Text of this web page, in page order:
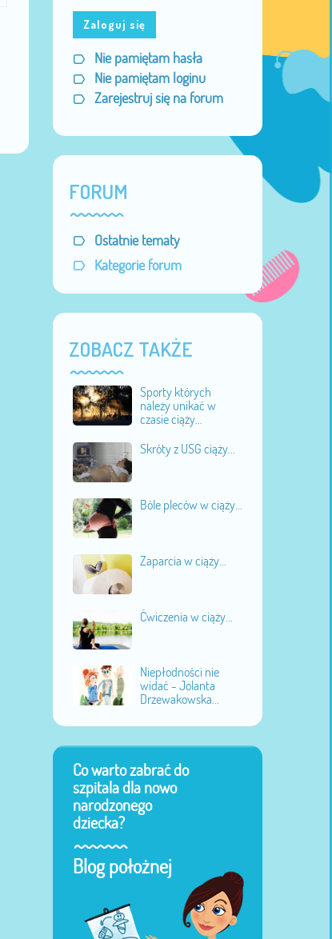
Zaloguj się
Nie pamiętam hasła
Nie pamiętam loginu
Zarejestruj się na forum
FORUM
Ostatnie tematy
Kategorie forum
ZOBACZ TAKŻE
Sporty których
należy unikać w
czasie ciąży...
Skróty z USG ciąży...
Bóle pleców w ciąży...
Zaparcia w ciąży...
Ćwiczenia w ciąży...
Niepłodności nie
widać - Jolanta
Drzewakowska...
Co warto zabrać do
szpitala dla nowo
narodzonego
dziecka?
Blog położnej